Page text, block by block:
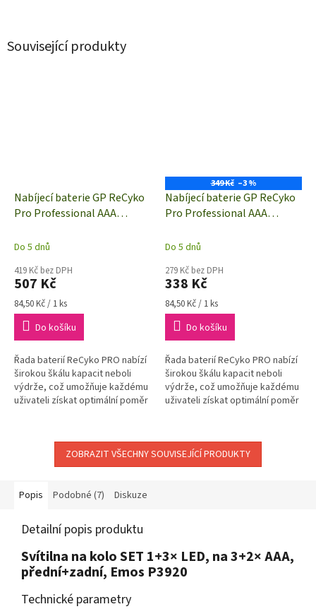
Související produkty
Nabíjecí baterie GP ReCyko
Pro Professional AAA
Do 5 dnů
419 Kč bez DPH
507 Kč
Měrná
cena:
84,50 Kč / 1 ks
Do košíku
Řada baterií ReCyko PRO nabízí
širokou škálu kapacit neboli
výdrže, což umožňuje každému
uživateli získat optimální poměr
349 Kč –3 %
Nabíjecí baterie GP ReCyko
Pro Professional AAA
Do 5 dnů
279 Kč bez DPH
338 Kč
Měrná
cena:
84,50 Kč / 1 ks
Do košíku
Řada baterií ReCyko PRO nabízí
širokou škálu kapacit neboli
výdrže, což umožňuje každému
uživateli získat optimální poměr
ZOBRAZIT VŠECHNY SOUVISEJÍCÍ PRODUKTY
Popis Podobné (7) Diskuze
Detailní popis produktu
Svítilna na kolo SET 1+3× LED, na 3+2× AAA,
přední+zadní, Emos P3920
Technické parametry